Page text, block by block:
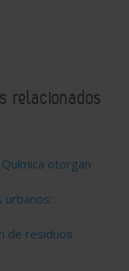
relacionados
otorgan
urbanos:
de residuos